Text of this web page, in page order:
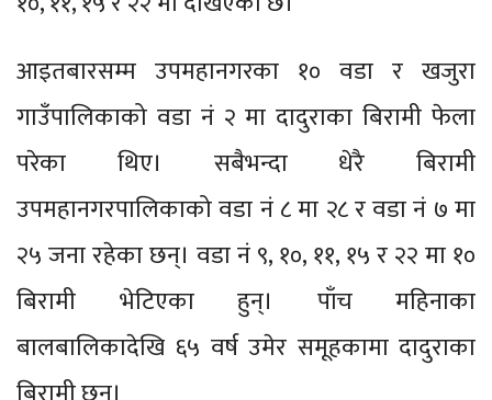
आइतबारसम्म उपमहानगरका १० वडा र खजुरा
गाउँपालिकाको वडा नं २ मा दादुराका बिरामी फेला
परेका थिए। सबैभन्दा धेरै बिरामी
उपमहानगरपालिकाको वडा नं ८ मा २८ र वडा नं ७ मा
२५ जना रहेका छन्। वडा नं ९, १०, ११, १५ र २२ मा १०
बिरामी भेटिएका हुन्। पाँच महिनाका
बालबालिकादेखि ६५ वर्ष उमेर समूहकामा दादुराका